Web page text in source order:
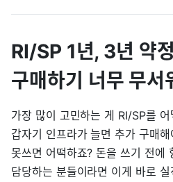
RI/SP 1년, 3년 약
구매하기 너무 무서
가장 많이 고민하는 게 RI/SP를
갑자기 인프라가 늘면 추가 구매
못쓰면 어떡하죠? 돈을 쓰기 전에
담당하는 분들이라면 이게 바로